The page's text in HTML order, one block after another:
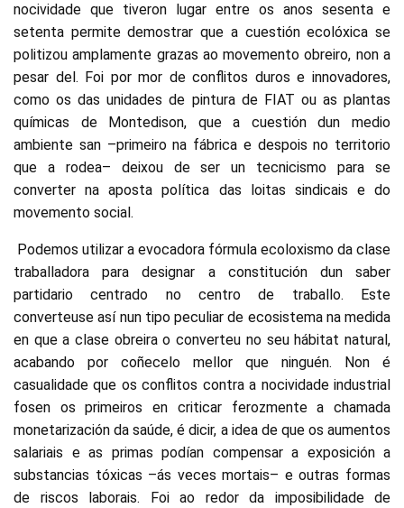
nocividade que tiveron lugar entre os anos sesenta e
setenta permite demostrar que a cuestión ecolóxica se
politizou amplamente grazas ao movemento obreiro, non a
pesar del. Foi por mor de conflitos duros e innovadores,
como os das unidades de pintura de FIAT ou as plantas
químicas de Montedison, que a cuestión dun medio
ambiente san –primeiro na fábrica e despois no territorio
que a rodea– deixou de ser un tecnicismo para se
converter na aposta política das loitas sindicais e do
movemento social.
Podemos utilizar a evocadora fórmula ecoloxismo da clase
traballadora para designar a constitución dun saber
partidario centrado no centro de traballo. Este
converteuse así nun tipo peculiar de ecosistema na medida
en que a clase obreira o converteu no seu hábitat natural,
acabando por coñecelo mellor que ninguén. Non é
casualidade que os conflitos contra a nocividade industrial
fosen os primeiros en criticar ferozmente a chamada
monetarización da saúde, é dicir, a idea de que os aumentos
salariais e as primas podían compensar a exposición a
substancias tóxicas –ás veces mortais– e outras formas
de riscos laborais. Foi ao redor da imposibilidade de